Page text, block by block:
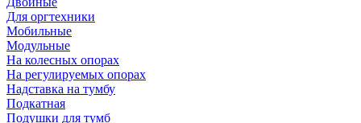
Для оргтехники
Мобильные
Модульные
На колесных опорах
На регулируемых опорах
Надставка на тумбу
Подкатная
Подушки для тумб